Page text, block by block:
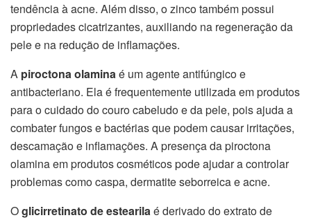
tendência à acne. Além disso, o zinco também possui
propriedades cicatrizantes, auxiliando na regeneração da
pele e na redução de inflamações.
A piroctona olaminaé um agente antifúngico e
antibacteriano. Ela é frequentemente utilizada em produtos
para o cuidado do couro cabeludo e da pele, pois ajuda a
combater fungos e bactérias que podem causar irritações,
descamação e inflamações. A presença da piroctona
olamina em produtos cosméticos pode ajudar a controlar
problemas como caspa, dermatite seborreica e acne.
Oglicirretinato de estearilaé derivado do extrato de